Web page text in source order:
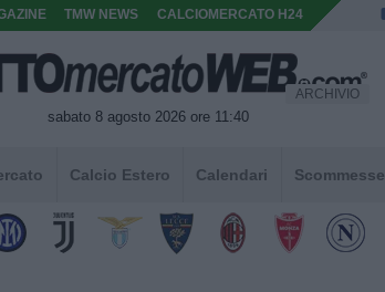
TMW NEWS CALCIOMERCATO H24
sabato 8 agosto 2026 ore 11:40
ARCHIVIO
Calcio Estero Calendari Scommesse